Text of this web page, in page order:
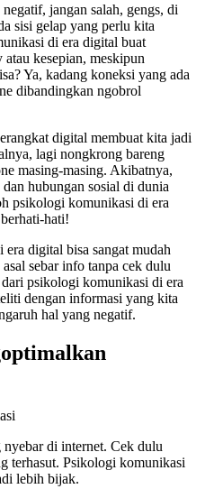
jangan salah, gengs, di
sisi gelap yang perlu kita
di era digital buat
kesepian, meskipun
Ya, kadang koneksi yang ada
dibandingkan ngobrol
digital membuat kita jadi
lagi nongkrong bareng
masing-masing. Akibatnya,
hubungan sosial di dunia
psikologi komunikasi di era
hati!
digital bisa sangat mudah
sebar info tanpa cek dulu
psikologi komunikasi di era
dengan informasi yang kita
hal yang negatif.
di internet. Cek dulu
terhasut. Psikologi komunikasi
lebih bijak.